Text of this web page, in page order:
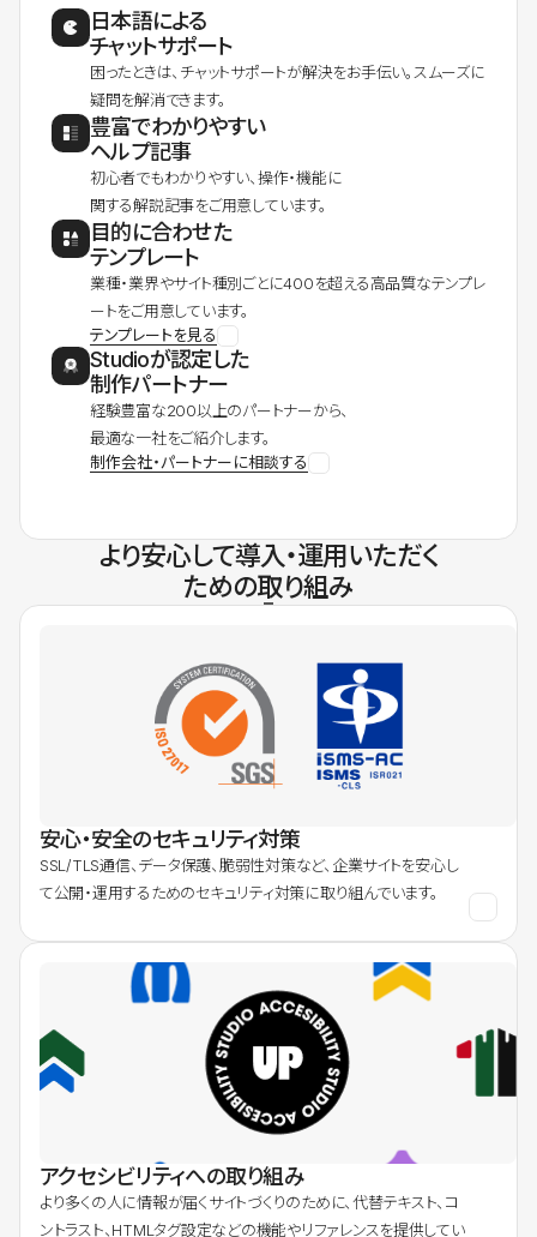
日本語による
チャットサポート
困ったときは、チャットサポートが解決をお手伝い。スムーズに
疑問を解消できます。
豊富でわかりやすい
ヘルプ記事
初心者でもわかりやすい、操作・機能に
関する解説記事をご用意しています。
目的に合わせた
テンプレート
業種・業界やサイト種別ごとに400を超える高品質なテンプレ
ートをご用意しています。
テンプレートを見る
Studioが認定した
制作パートナー
経験豊富な200以上のパートナーから、
最適な一社をご紹介します。
制作会社・パートナーに相談する
より安心して導入・運用いただく
ための取り組み
安心・安全のセキュリティ対策
SSL/TLS通信、データ保護、脆弱性対策など、企業サイトを安心し
て公開・運用するためのセキュリティ対策に取り組んでいます。
アクセシビリティへの取り組み
より多くの人に情報が届くサイトづくりのために、代替テキスト、コ
ントラスト、HTMLタグ設定などの機能やリファレンスを提供してい